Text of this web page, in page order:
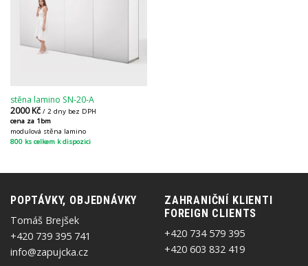
stěna lamino SN-20-A
2000Kč / 2 dny bez DPH
cena za 1bm
modulová stěna lamino
800 ks celkem k dispozici
POPTÁVKY, OBJEDNÁVKY
Tomáš Brejšek
+420 739 395 741
info@zapujcka.cz
ZAHRANIČNÍ KLIENTI
FOREIGN CLIENTS
+420 734 579 395
+420 603 832 419